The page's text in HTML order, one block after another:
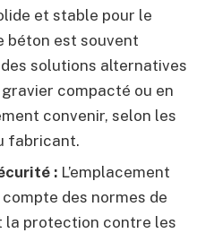
et stable pour le
béton est souvent
solutions alternatives
compacté ou en
convenir, selon les
fabricant.
: L’emplacement
des normes de
la protection contre les